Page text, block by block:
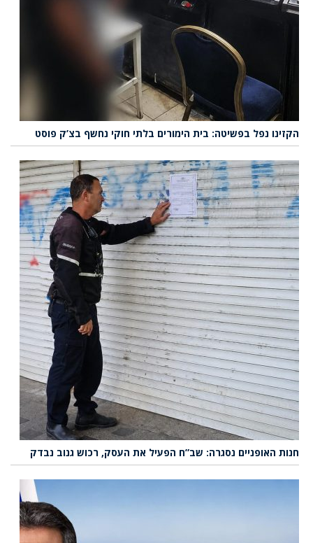
הקזינו נפל בפשיטה: בית הימורים בלתי חוקי נחשף בצ’ק פוסט
חנות האופניים נסגרה: שב”ח הפעיל את העסק, רכוש גנוב נבדק